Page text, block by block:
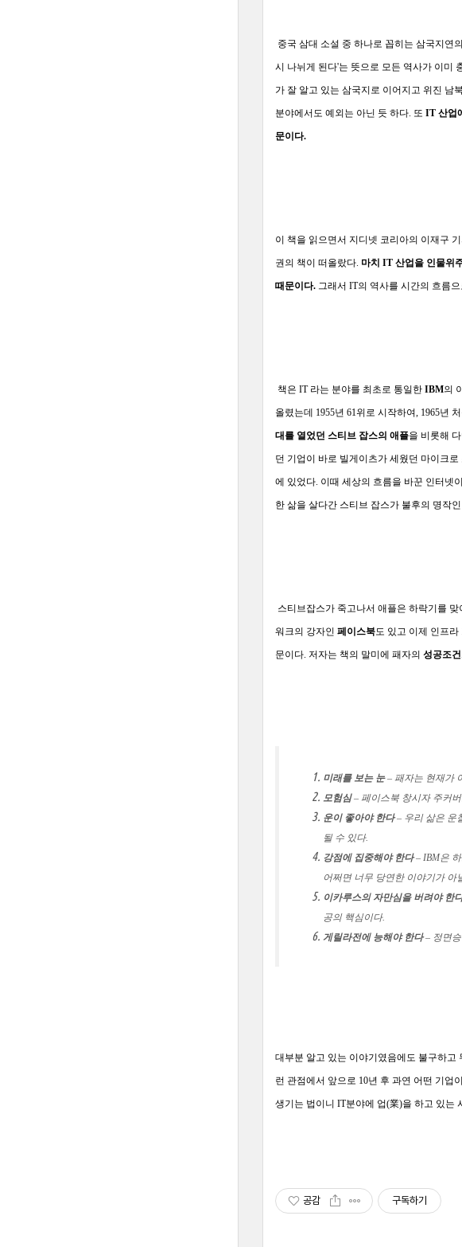
중국 삼대 소설 중 하나로 꼽히는 삼국지연
시 나뉘게 된다'는 뜻으로 모든 역사가 이미
가 잘 알고 있는 삼국지로 이어지고 위진 남
분야에서도 예외는 아닌 듯 하다. 또 IT 산업
문이다.
이 책을 읽으면서 지디넷 코리아의 이재구
권의 책이 떠올랐다. 마치 IT 산업을 인물위
때문이다. 그래서 IT의 역사를 시간의 흐름
책은 IT 라는 분야를 최초로 통일한 IBM의
올렸는데 1955년 61위로 시작하여, 1965년
대를 열었던 스티브 잡스의 애플을 비롯해
던 기업이 바로 빌게이츠가 세웠던 마이크
에 있었다. 이때 세상의 흐름을 바꾼 인터넷
한 삶을 살다간 스티브 잡스가 불후의 명작인
스티브잡스가 죽고나서 애플은 하락기를
워크의 강자인 페이스북도 있고 이제 인프
문이다. 저자는 책의 말미에 패자의 성공조
미래를 보는 눈– 패자는 현재가
모험심– 페이스북 창시자 주커
운이 좋아야 한다– 우리 삶은 운
될 수 있다.
강점에 집중해야 한다– IBM은
어쩌면 너무 당연한 이야기가 아
이카루스의 자만심을 버려야 한
공의 핵심이다.
게릴라전에 능해야 한다– 정면승
대부분 알고 있는 이야기였음에도 불구하고
런 관점에서 앞으로 10년 후 과연 어떤 기업
생기는 법이니 IT분야에 업(業)을 하고 있는
공감 구독하기